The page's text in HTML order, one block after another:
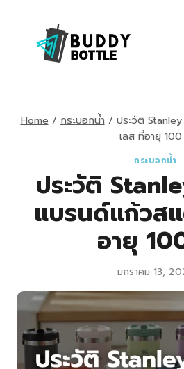
content
Home / กระบอกน้ำ / ประวัติ
เลส ที่อายุ
กระบอกน้ำ
ประวัติ
แบรนด์แก้วส
อายุ
มกราคม 13,